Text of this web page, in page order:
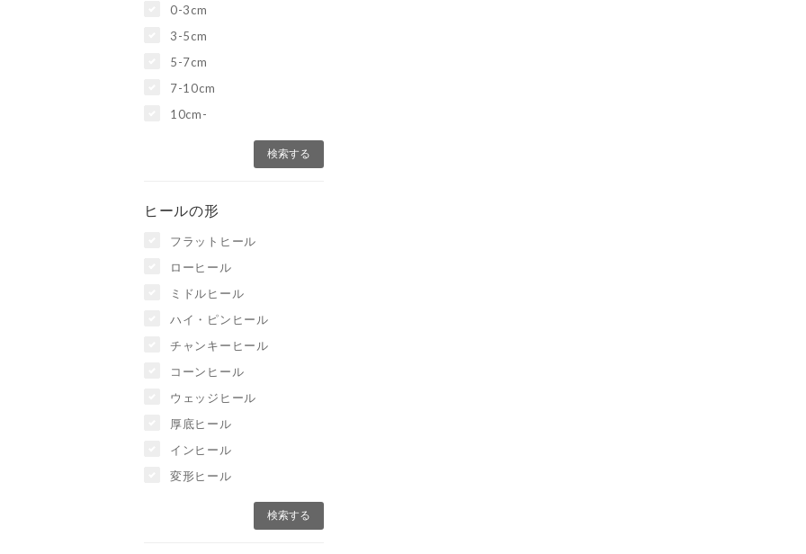
0-3cm
3-5cm
5-7cm
7-10cm
10cm-
ヒールの形
フラットヒール
ローヒール
ミドルヒール
ハイ・ピンヒール
チャンキーヒール
コーンヒール
ウェッジヒール
厚底ヒール
インヒール
変形ヒール